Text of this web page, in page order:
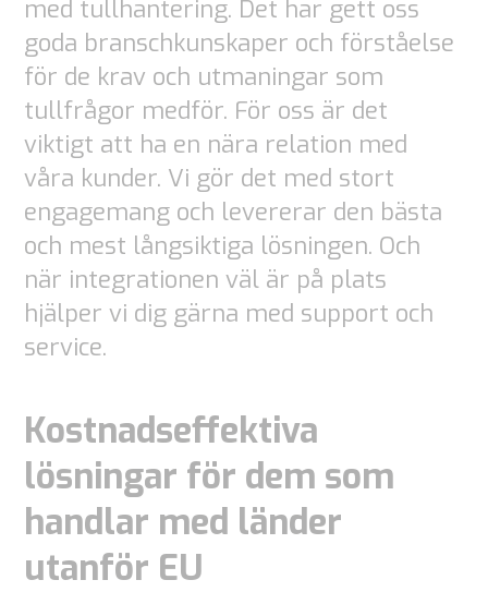
med tullhantering. Det har gett oss
goda branschkunskaper och förståelse
för de krav och utmaningar som
tullfrågor medför. För oss är det
viktigt att ha en nära relation med
våra kunder. Vi gör det med stort
engagemang och levererar den bästa
och mest långsiktiga lösningen. Och
när integrationen väl är på plats
hjälper vi dig gärna med support och
service.
Kostnadseffektiva
lösningar för dem som
handlar med länder
utanför EU